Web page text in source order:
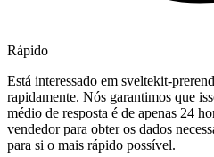
Rápido
Está interessado em sveltekit-
rapidamente. Nós garantimos que
médio de resposta é de apenas 24
vendedor para obter os dados
para si o mais rápido possível.